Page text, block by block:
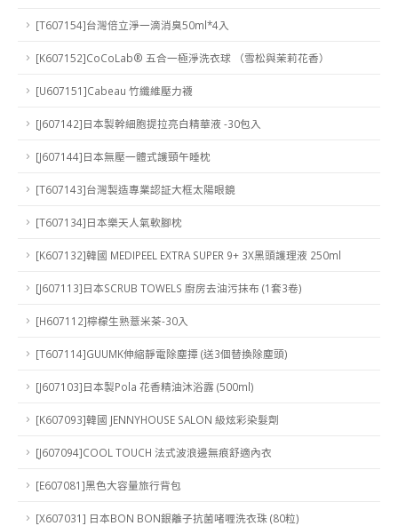
[T607154]台灣倍立淨一滴消臭50ml*4入
[K607152]CoCoLab® 五合一極淨洗衣球 （雪松與茉莉花香）
[U607151]Cabeau 竹纖維壓力襪
[J607142]日本製幹細胞提拉亮白精華液 -30包入
[J607144]日本無壓一體式護頸午睡枕
[T607143]台灣製造專業認証大框太陽眼鏡
[T607134]日本樂天人氣軟腳枕
[K607132]韓國 MEDIPEEL EXTRA SUPER 9+ 3X黑頭護理液 250ml
[J607113]日本SCRUB TOWELS 廚房去油污抺布 (1套3卷)
[H607112]檸檬生熟薏米茶-30入
[T607114]GUUMK伸縮靜電除塵撢 (送3個替換除塵頭)
[J607103]日本製Pola 花香精油沐浴露 (500ml)
[K607093]韓國 JENNYHOUSE SALON 級炫彩染髮劑
[J607094]COOL TOUCH 法式波浪邊無痕舒適內衣
[E607081]黑色大容量旅行背包
[X607031] 日本BON BON銀離子抗菌啫喱洗衣珠 (80粒)